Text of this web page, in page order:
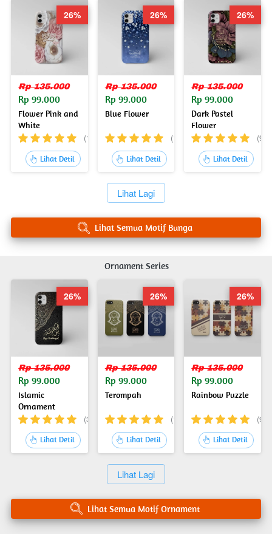
Rp 135.000
Rp 99.000
Flower Pink and
White
(19)
` Lihat Detil
26%
Rp 135.000
Rp 99.000
Blue Flower
(1)
` Lihat Detil
26%
Rp 135.000
Rp 99.000
Dark Pastel
Flower
(9)
` Lihat Detil
26%
`Lihat Lagi
` Lihat Semua Motif Bunga
Ornament Series
Rp 135.000
Rp 99.000
Islamic
Ornament
(36)
` Lihat Detil
26%
Rp 135.000
Rp 99.000
Terompah
(18)
` Lihat Detil
26%
Rp 135.000
Rp 99.000
Rainbow Puzzle
(9)
` Lihat Detil
26%
`Lihat Lagi
` Lihat Semua Motif Ornament